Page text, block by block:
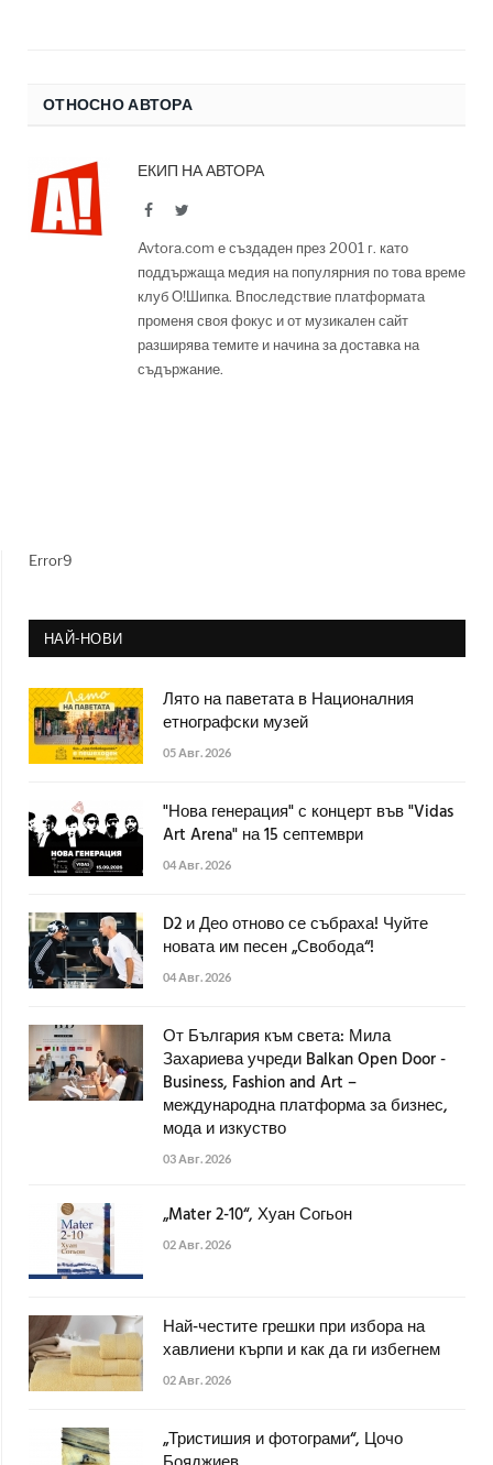
ОТНОСНО АВТОРА
ЕКИП НА АВТОРА
FacebookTwitter
Avtora.com е създаден през 2001 г. като
поддържаща медия на популярния по това време
клуб О!Шипка. Впоследствие платформата
променя своя фокус и от музикален сайт
разширява темите и начина за доставка на
съдържание.
Error9
НАЙ-НОВИ
Лято на паветата в Националния
етнографски музей
05 Авг. 2026
"Нова генерация" с концерт във "Vidas
Art Arena" на 15 септември
04 Авг. 2026
D2 и Део отново се събраха! Чуйте
новата им песен „Свобода“!
04 Авг. 2026
От България към света: Мила
Захариева учреди Balkan Open Door -
Business, Fashion and Art –
международна платформа за бизнес,
мода и изкуство
03 Авг. 2026
„Mater 2-10“, Хуан Согьон
02 Авг. 2026
Най-честите грешки при избора на
хавлиени кърпи и как да ги избегнем
02 Авг. 2026
„Тристишия и фотограми“, Цочо